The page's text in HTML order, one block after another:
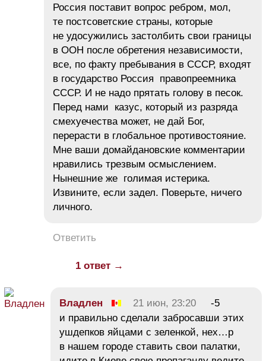
Россия поставит вопрос ребром, мол,
те постсоветские страны, которые
не удосужились застолбить свои границы
в ООН после обретения независимости,
все, по факту пребывания в СССР, входят
в государство Россия правопреемника
СССР. И не надо прятать голову в песок.
Перед нами казус, который из разряда
смехуечества может, не дай Бог,
перерасти в глобальное противостояние.
Мне ваши домайдановские комментарии
нравились трезвым осмыслением.
Нынешние же голимая истерика.
Извините, если задел. Поверьте, ничего
личного.
Ответить
1 ответ →
Владлен 21 июн, 23:20
-5
и правильно сделали забросавши этих
ушдепков яйцами с зеленкой, нех…р
в нашем городе ставить свои палатки,